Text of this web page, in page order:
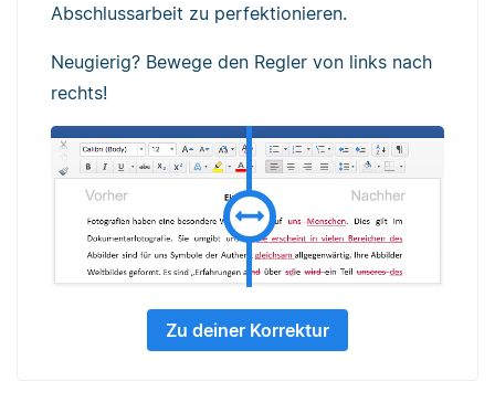
Abschlussarbeit zu perfektionieren.
Neugierig? Bewege den Regler von links nach
rechts!
Zu deiner Korrektur